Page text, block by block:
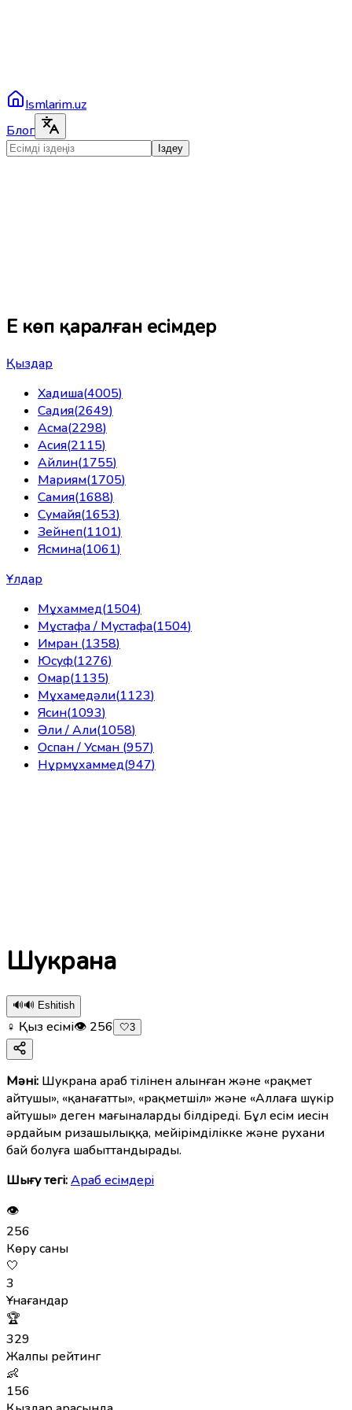
Ismlarim.uz
Блог
Іздеу
Ең көп қаралған есімдер
Қыздар
Хадиша(4005)
Садия(2649)
Асма(2298)
Асия(2115)
Айлин(1755)
Мариям(1705)
Самия(1688)
Сумайя(1653)
Зейнеп(1101)
Ясмина(1061)
Ұлдар
Мұхаммед(1504)
Мұстафа / Мустафа(1504)
Имран (1358)
Юсуф(1276)
Омар(1135)
Мұхамедәли(1123)
Ясин(1093)
Әли / Али(1058)
Оспан / Усман (957)
Нұрмұхаммед(947)
Шукрана
🔊🔊 Eshitish
♀ Қыз есімі👁 256 🤍3
Мәні: Шукрана араб тілінен алынған және «рақмет
айтушы», «қанағатты», «рақметшіл» және «Аллаға шүкір
айтушы» деген мағыналарды білдіреді. Бұл есім иесін
әрдайым ризашылыққа, мейірімділікке және рухани
бай болуға шабыттандырады.
Шығу тегі:Араб есімдерi
👁
256
Көру саны
🤍
3
Ұнағандар
🏆
329
Жалпы рейтинг
👶
156